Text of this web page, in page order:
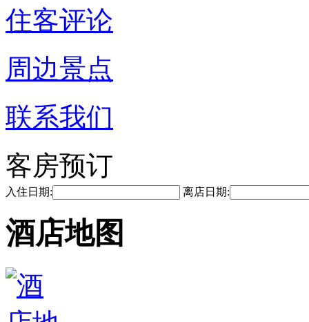
住客评论
周边景点
联系我们
客房预订
入住日期: 离店日期:
酒店地图